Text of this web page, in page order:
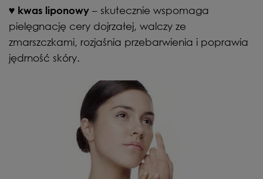
♥ kwas liponowy – skutecznie wspomaga
pielęgnację cery dojrzałej, walczy ze
zmarszczkami, rozjaśnia przebarwienia i poprawia
jędrność skóry.